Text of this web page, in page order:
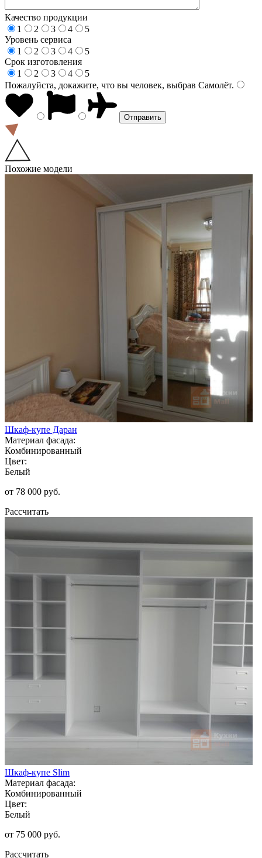
Качество продукции
1
2 3 4
5
Уровень сервиса
1
2 3 4
5
Срок изготовления
1
2 3 4
5
Пожалуйста, докажите, что вы человек, выбрав Самолёт.
Похожие модели
Шкаф-купе Даран
Материал фасада:
Комбинированный
Цвет:
Белый
от 78 000 руб.
Рассчитать
Шкаф-купе Slim
Материал фасада:
Комбинированный
Цвет:
Белый
от 75 000 руб.
Рассчитать